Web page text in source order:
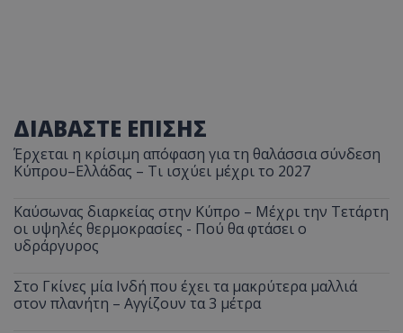
ΔΙΑΒΑΣΤΕ ΕΠΙΣΗΣ
Έρχεται η κρίσιμη απόφαση για τη θαλάσσια σύνδεση
Κύπρου–Ελλάδας – Τι ισχύει μέχρι το 2027
Καύσωνας διαρκείας στην Κύπρο – Μέχρι την Τετάρτη
οι υψηλές θερμοκρασίες - Πού θα φτάσει ο
υδράργυρος
Στο Γκίνες μία Ινδή που έχει τα μακρύτερα μαλλιά
στον πλανήτη – Αγγίζουν τα 3 μέτρα